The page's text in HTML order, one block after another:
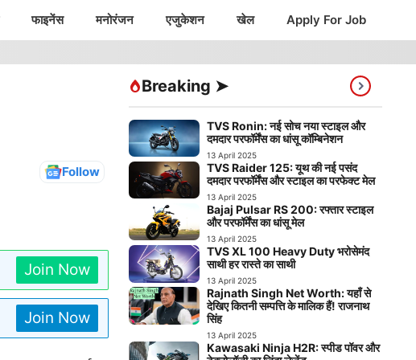
फाइनेंस मनोरंजन एजुकेशन खेल Apply For Job
Follow
Join Now
Join Now
Breaking ➤
TVS Ronin: नई सोच नया स्टाइल और
दमदार परफॉर्मेंस का धांसू कॉम्बिनेशन
13 April 2025
TVS Raider 125: यूथ की नई पसंद
दमदार परफॉर्मेंस और स्टाइल का परफेक्ट मेल
13 April 2025
Bajaj Pulsar RS 200: रफ्तार स्टाइल
और परफॉर्मेंस का धांसू मेल
13 April 2025
TVS XL 100 Heavy Duty भरोसेमंद
साथी हर रास्ते का साथी
13 April 2025
Rajnath Singh Net Worth: यहाँ से
देखिए कितनी सम्पत्ति के मालिक हैं! राजनाथ
सिंह
13 April 2025
Kawasaki Ninja H2R: स्पीड पॉवर और